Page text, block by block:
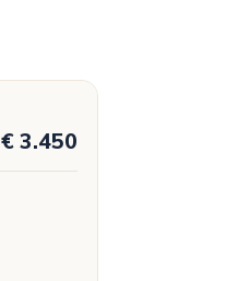
€ 3.450